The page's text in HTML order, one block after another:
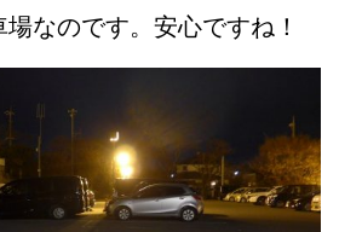
なのです。安心ですね！